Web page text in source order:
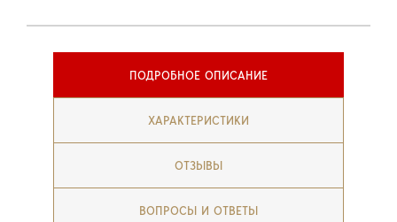
ПОДРОБНОЕ ОПИСАНИЕ
ХАРАКТЕРИСТИКИ
ОТЗЫВЫ
ВОПРОСЫ И ОТВЕТЫ